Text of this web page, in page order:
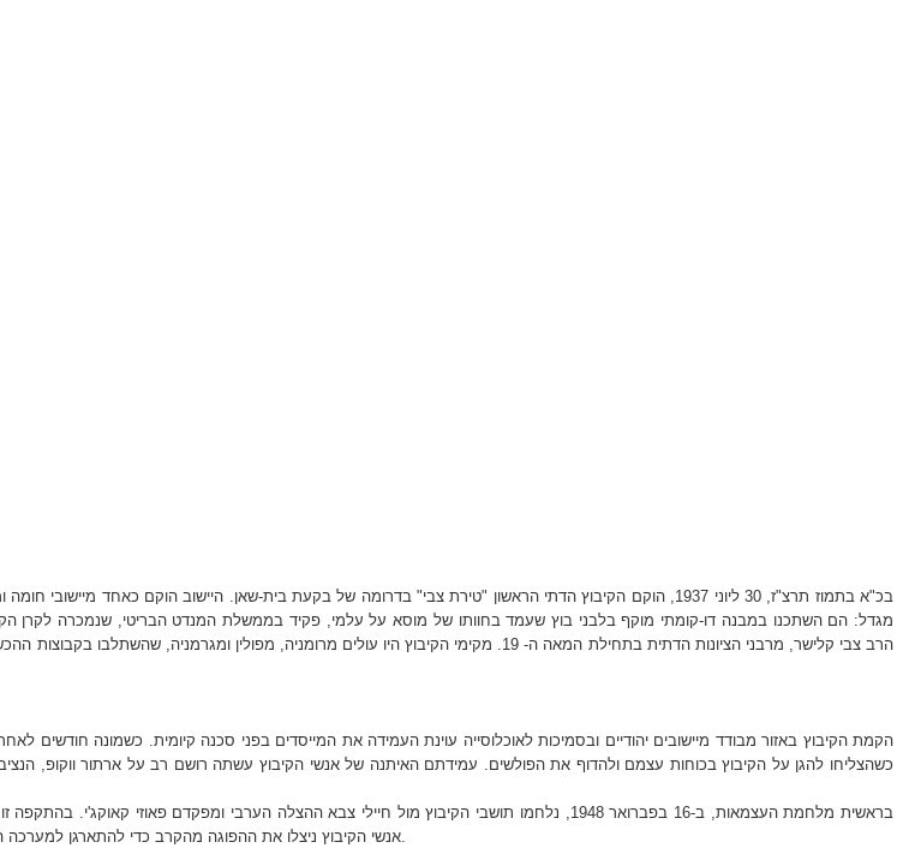
בכ"א בתמוז תרצ"ז, 30 ליוני 1937, הוקם הקיבוץ הדתי הראשון "טירת צבי" בדרומה של בקעת בית-שאן. היישוב הוקם כאחד
מגדל: הם השתכנו במבנה דו-קומתי מוקף בלבני בוץ שעמד בחוותו של מוסא על עלמי, פקיד בממשלת המנדט הבריטי, שנמכרה לקרן
הרב צבי קלישר, מרבני הציונות הדתית בתחילת המאה ה- 19. מקימי הקיבוץ היו עולים מרומניה,
הקמת הקיבוץ באזור מבודד מיישובים יהודיים ובסמיכות לאוכלוסייה עוינת העמידה את המייסדים בפני סכנה קיומית. כשמונה חודשים
כשהצליחו להגן על הקיבוץ בכוחות עצמם ולהדוף את הפולשים. עמידתם האיתנה של אנשי הקיבוץ עשתה רושם רב על ארתור ווקופ, הנציב
בראשית מלחמת העצמאות, ב-16 בפברואר 1948, נלחמו תושבי הקיבוץ מול חיילי צבא ההצלה הערבי
אנשי הקיבוץ ניצלו את ההפוגה מהקרב כדי להתארגן למערכה הבאה, אולם כלי הנשק של הלוחמים הערביים ניזוקו מהגשם, והם נאלצו לסגת. "גנרל חורף" הכריע את הקרב.